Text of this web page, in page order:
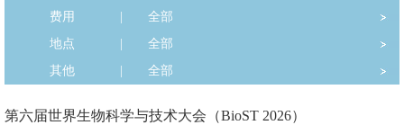
费用
全部
地点
全部
其他
全部
第六届世界生物科学与技术大会（BioST 2026）